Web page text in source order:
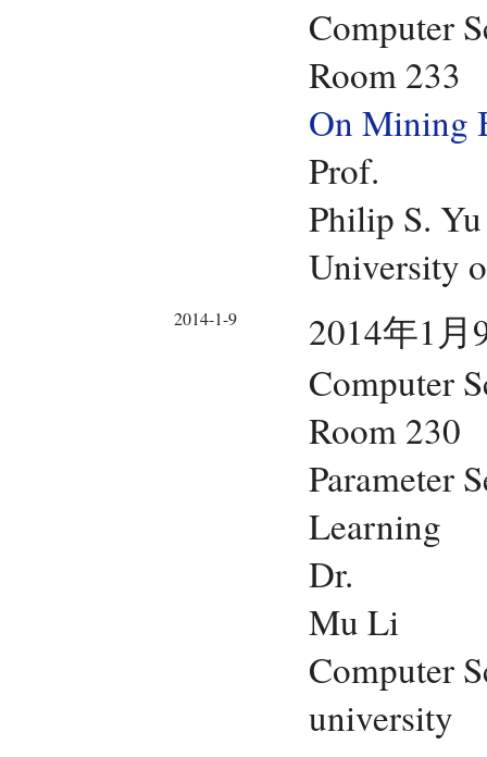
Computer
Room 233
On Mining
Prof.
Philip S. Yu
University
2014-1-9
2014年1
Computer
Room 230
Parameter
Learning
Dr.
Mu Li
Computer
university